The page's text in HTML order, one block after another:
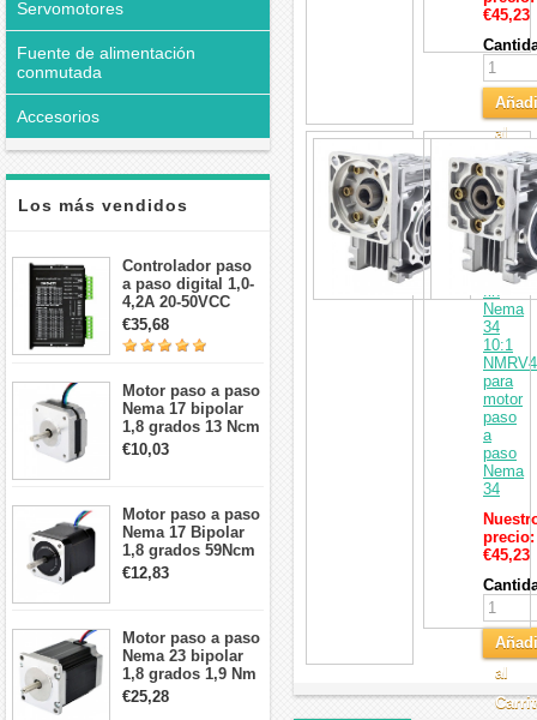
Servomotores
Fuente de alimentación
conmutada
Accesorios
Los más vendidos
Controlador paso
a paso digital 1,0-
4,2A 20-50VCC
para motor paso a
paso Nema 17, 23,
24
€35,68
Motor paso a paso
Nema 17 bipolar
1,8 grados 13 Ncm
1A 3,5 V
42x42x20mm 4
€10,03
Motor paso a paso
Nema 17 Bipolar
1,8 grados 59Ncm
2A 42x48mm 4
cables compatible
€12,83
Motor paso a paso
Nema 23 bipolar
1,8 grados 1,9 Nm
2,8 A 3,2 V
57x57x76mm 4
€25,28
€45,23
al
Motor
de
caja
de
de
tornillo
sin
fin
Nema
34
10:1
para
motor
paso
a
paso
Nema
34
precio:
€45,23
al